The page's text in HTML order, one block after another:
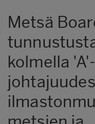
Metsä
kolmella